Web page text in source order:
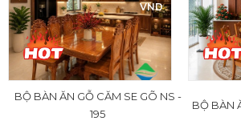
VND
BỘ BÀN ĂN GỖ CĂM SE GÕ NS -
195
BỘ BÀN